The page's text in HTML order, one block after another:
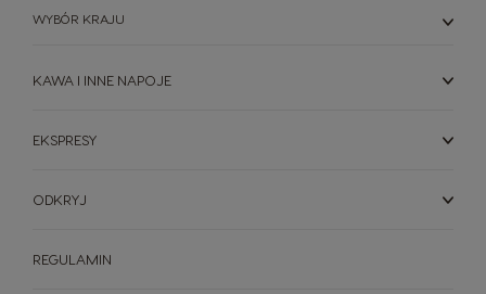
WYBÓR KRAJU
KAWA I INNE NAPOJE
EKSPRESY
ODKRYJ
REGULAMIN